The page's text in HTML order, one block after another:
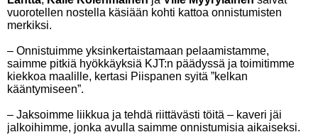
vuorotellen nostella käsiään kohti kattoa onnistumisten
merkiksi.
– Onnistuimme yksinkertaistamaan pelaamistamme,
saimme pitkiä hyökkäyksiä KJT:n päädyssä ja toimitimme
kiekkoa maalille, kertasi Piispanen syitä ”kelkan
kääntymiseen”.
– Jaksoimme liikkua ja tehdä riittävästi töitä – kaveri jäi
jalkoihimme, jonka avulla saimme onnistumisia aikaiseksi.